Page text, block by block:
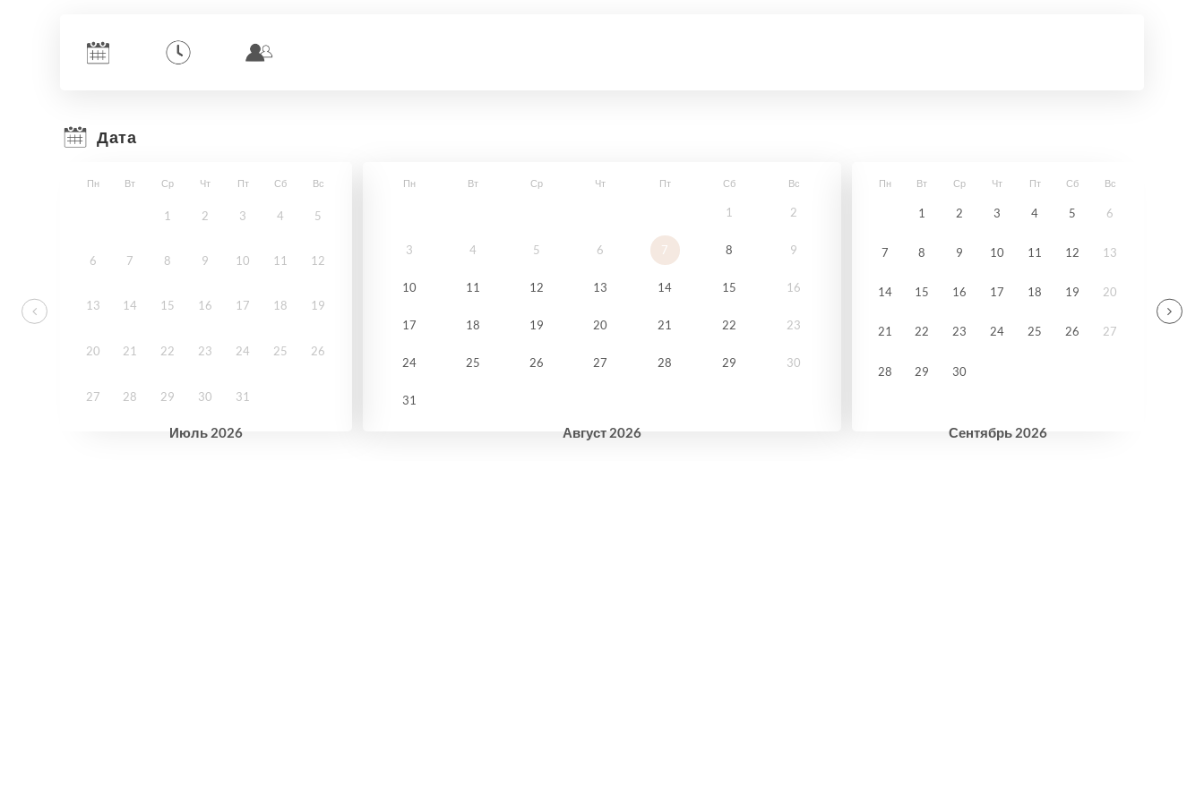
Дата
Июль 2026
Пн Вт Ср Чт Пт Сб Вс
1 2 3 4 5
6 7 8 9 10 11 12
13 14 15 16 17 18 19
20 21 22 23 24 25 26
27 28 29 30 31
Август2026
Пн Вт Ср Чт Пт Сб Вс
1 2
3 4 5 6 7 8 9
10 11 12 13 14 15 16
17 18 19 20 21 22 23
24 25 26 27 28 29 30
31
Сентябрь 2026
Пн Вт Ср Чт Пт Сб Вс
1 2 3 4 5 6
7 8 9 10 11 12 13
14 15 16 17 18 19 20
21 22 23 24 25 26 27
28 29 30